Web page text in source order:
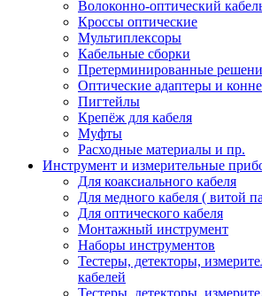
Волоконно-оптический
Кроссы оптические
Мультиплексоры
Кабельные сборки
Претерминированные
Оптические адаптеры и
Пигтейлы
Крепёж для кабеля
Муфты
Расходные материалы и пр.
Инструмент и измерительные
Для коаксиального кабеля
Для медного кабеля ( витой
Для оптического кабеля
Монтажный инструмент
Наборы инструментов
Тестеры, детекторы,
кабелей
Тестеры, детекторы,